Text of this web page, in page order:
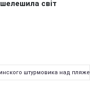
штурмовика над